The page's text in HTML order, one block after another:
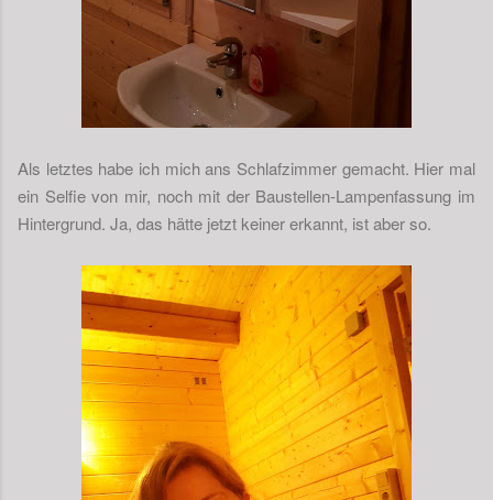
Als letztes habe ich mich ans Schlafzimmer gemacht. Hier mal
ein Selfie von mir, noch mit der Baustellen-Lampenfassung im
Hintergrund. Ja, das hätte jetzt keiner erkannt, ist aber so.